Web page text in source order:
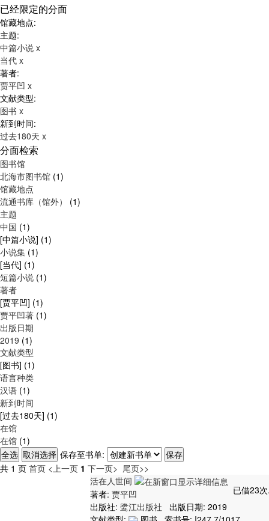
已经限定的分面
馆藏地点:
主题:
中篇小说 x
当代 x
著者:
贾平凹 x
文献类型:
图书 x
新到时间:
过去180天 x
分面检索
图书馆
北海市图书馆 (1)
馆藏地点
流通书库（馆外） (1)
主题
中国 (1)
[中篇小说] (1)
小说集 (1)
[当代] (1)
短篇小说 (1)
著者
[贾平凹] (1)
贾平凹著 (1)
出版日期
2019 (1)
文献类型
[图书] (1)
语言种类
汉语 (1)
新到时间
[过去180天] (1)
在馆
在馆 (1)
保存至书单:
共 1 页 首页 <上一页 1 下一页> 尾页>>
活在人世间
已借23
著者: 贾平凹
出版社: 鹭江出版社
出版日期: 2019